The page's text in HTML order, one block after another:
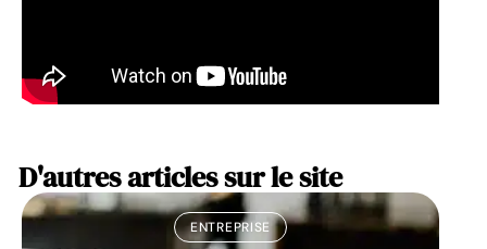
D'autres articles sur le site
ENTREPRISE